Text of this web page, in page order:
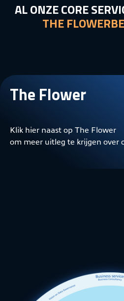
AL ONZE CORE
THE
The Flower
Klik hier naast op The Flower
om meer uitleg te krijgen over